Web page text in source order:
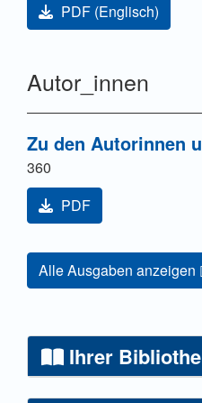
PDF (Englisch)
Autor_innen
Zu den Autorinnen
360
PDF
Alle Ausgaben anzeigen
Ihrer